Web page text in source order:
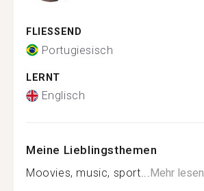
FLIESSEND
Portugiesisch
LERNT
Englisch
Meine Lieblingsthemen
Moovies, music, sport...Mehr lesen